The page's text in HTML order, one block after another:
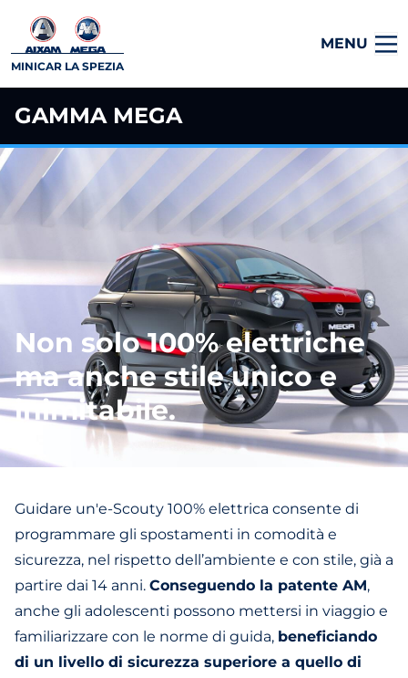
MINICAR LA SPEZIA
MENU
GAMMA MEGA
Non solo 100% elettriche
ma anche stile unico e
inimitabile.
Guidare un'e-Scouty 100% elettrica consente di
programmare gli spostamenti in comodità e
sicurezza, nel rispetto dell’ambiente e con stile, già a
partire dai 14 anni. Conseguendo la patente AM,
anche gli adolescenti possono mettersi in viaggio e
familiarizzare con le norme di guida, beneficiando
di un livello di sicurezza superiore a quello di